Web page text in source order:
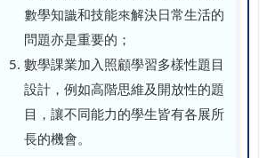
數學知識和技能來解決日常生活的
問題亦是重要的；
數學課業加入照顧學習多樣性題目
設計，例如高階思維及開放性的題
目，讓不同能力的學生皆有各展所
長的機會。